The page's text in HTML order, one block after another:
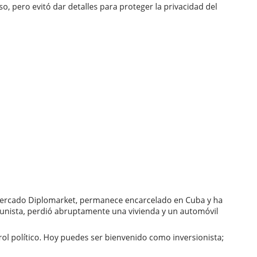
pero evitó dar detalles para proteger la privacidad del
Diplomarket, permanece encarcelado en Cuba y ha
perdió abruptamente una vivienda y un automóvil
político. Hoy puedes ser bienvenido como inversionista;